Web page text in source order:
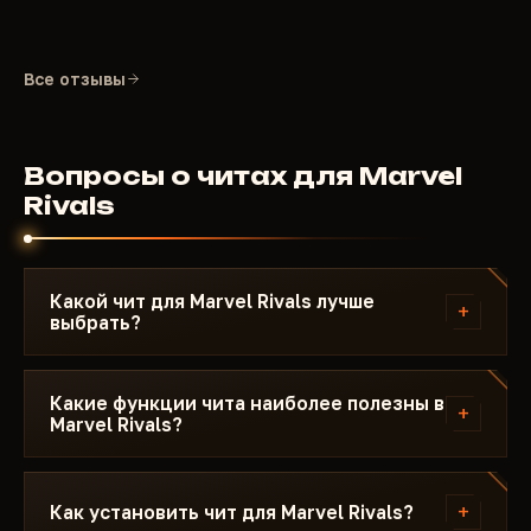
Все отзывы
Вопросы о читах для Marvel
Rivals
Какой чит для Marvel Rivals лучше
выбрать?
+
Смотрите на вымпел Топ·1–3 в карточке — это
лучшая стабильность на текущем патче. Для PvP
важен AIM и Silent Aimbot — прицел незаметен
для других игроков. Для выживания и лута — ESP
выбирайте чит с пометкой Undetected и HWID
Какие функции чита наиболее полезны в
Marvel Rivals?
+
ESP (подсветка врагов сквозь стены) и Loot ESP
(видимость ценных предметов) — самые
Как установить чит для Marvel Rivals? +